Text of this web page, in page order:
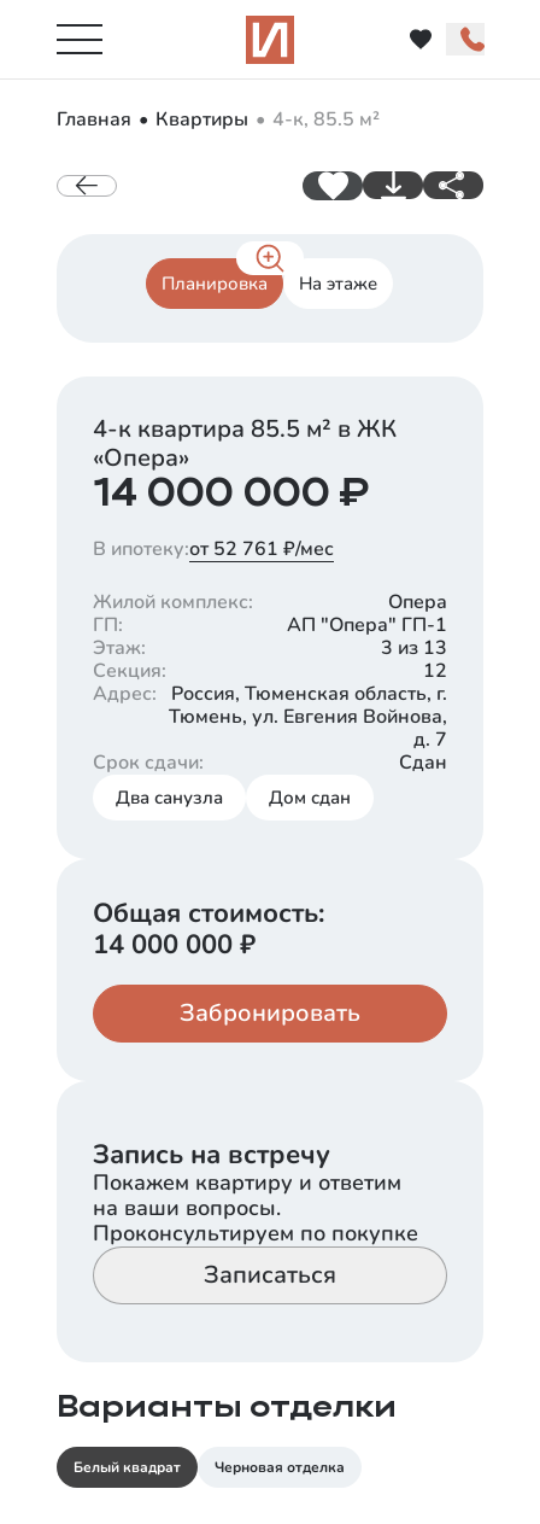
Главная Квартиры 4-к, 85.5 м²
Планировка На этаже
4-к квартира 85.5 м² в ЖК
«Опера»
14 000 000 ₽
В ипотеку:от 52 761 ₽/мес
Жилой комплекс:
Опера
ГП:
АП "Опера" ГП-1
Этаж:
3 из 13
Секция:
12
Адрес:
Россия, Тюменская область, г.
Тюмень, ул. Евгения Войнова,
д. 7
Срок сдачи: Сдан
Два санузла Дом сдан
Общая стоимость:
14 000 000₽
Забронировать
Запись на встречу
Покажем квартиру и ответим
на ваши вопросы.
Проконсультируем по покупке
Записаться
Варианты отделки
Белый квадрат Черновая отделка